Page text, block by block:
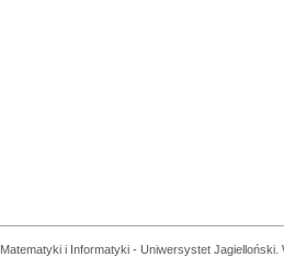
i Informatyki - Uniwersystet